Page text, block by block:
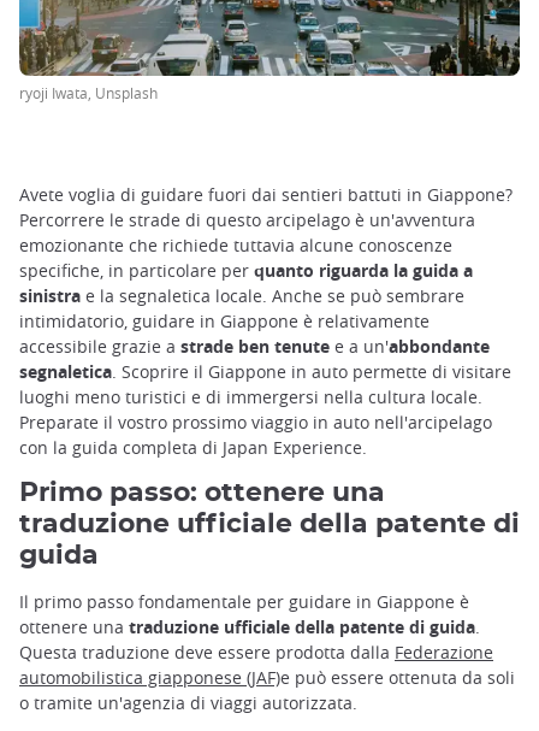
ryoji Iwata, Unsplash
Avete voglia di guidare fuori dai sentieri battuti in Giappone?
Percorrere le strade di questo arcipelago è un'avventura
emozionante che richiede tuttavia alcune conoscenze
specifiche, in particolare per quanto riguarda la guida a
sinistra e la segnaletica locale. Anche se può sembrare
intimidatorio, guidare in Giappone è relativamente
accessibile grazie a strade ben tenute e a un'abbondante
segnaletica . Scoprire il Giappone in auto permette di visitare
luoghi meno turistici e di immergersi nella cultura locale.
Preparate il vostro prossimo viaggio in auto nell'arcipelago
con la guida completa di Japan Experience.
Primo passo: ottenere una
traduzione ufficiale della patente di
guida
Il primo passo fondamentale per guidare in Giappone è
ottenere una traduzione ufficiale della patente di guida
Questa traduzione deve essere prodotta dalla Federazione
automobilistica giapponese (JAF)e può essere ottenuta da soli
o tramite un'agenzia di viaggi autorizzata.